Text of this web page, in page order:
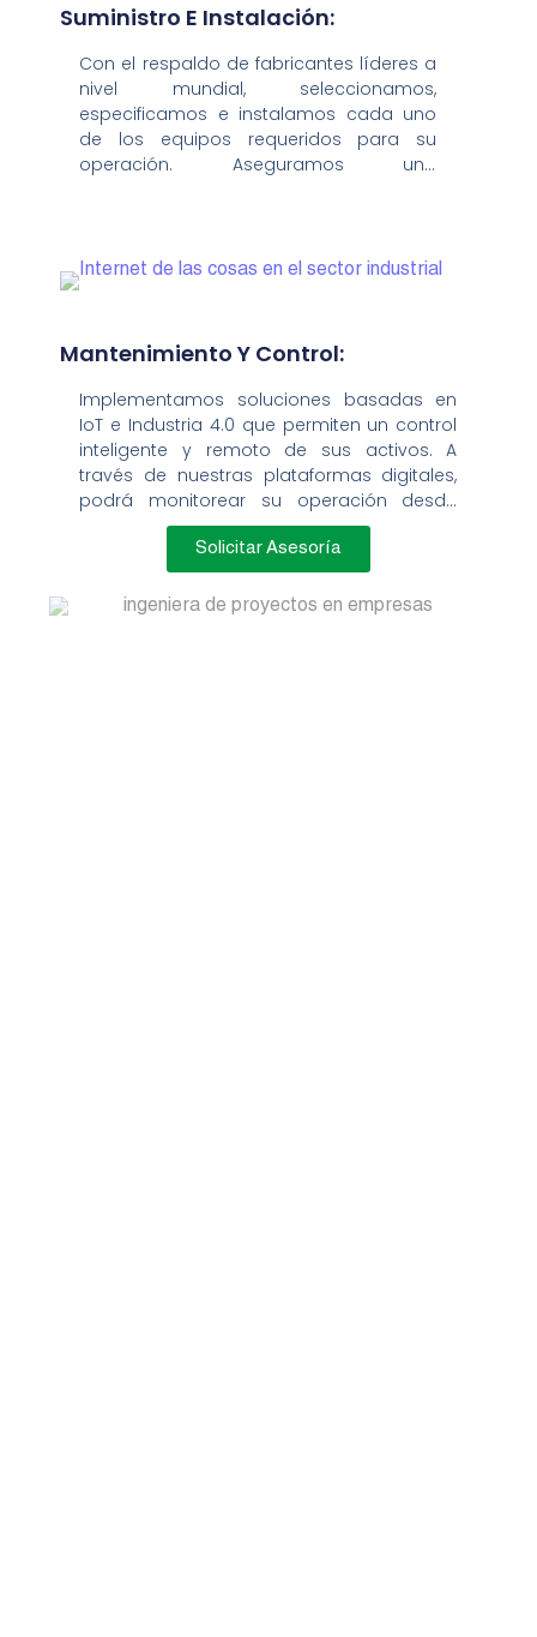
Suministro E Instalación:
Con el respaldo de fabricantes líderes a
nivel mundial, seleccionamos,
especificamos e instalamos cada uno
de los equipos requeridos para su
operación. Aseguramos una
con los más altos estándares de
Mantenimiento Y Control:
Implementamos soluciones basadas en
IoT e Industria 4.0 que permiten un control
inteligente y remoto de sus activos. A
través de nuestras plataformas digitales,
podrá monitorear su operación desde
cualquier dispositivo, recibir alertas en
tiempo real y generar informes de
desempeño para una gestión eficiente y
proactiva de mantenimiento.
Solicitar Asesoría